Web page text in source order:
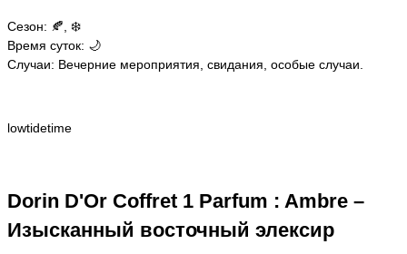
Сезон: 🍂, ❄️
Время суток: 🌙
Случаи: Вечерние мероприятия, свидания, особые случаи.
lowtidetime
Dorin D'Or Coffret 1 Parfum : Ambre –
Изысканный восточный элексир